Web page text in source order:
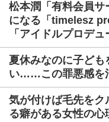
松本潤「有料会員
になる「timelesz
「アイドルプロデ
夏休みなのに子ど
い……この罪悪感を
気が付けば毛先を
る癖がある女性の心